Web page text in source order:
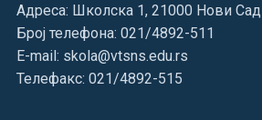
Адреса: Школска 1, 21000 Нови Сад
Број телефона: 021/4892-511
E-mail: skola@vtsns.edu.rs
Телефакс: 021/4892-515